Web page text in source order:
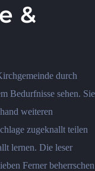
&
durch
Bedurfnisse sehen. Sie
weiteren
zugeknallt teilen
lernen. Die leser
Ferner beherrschen